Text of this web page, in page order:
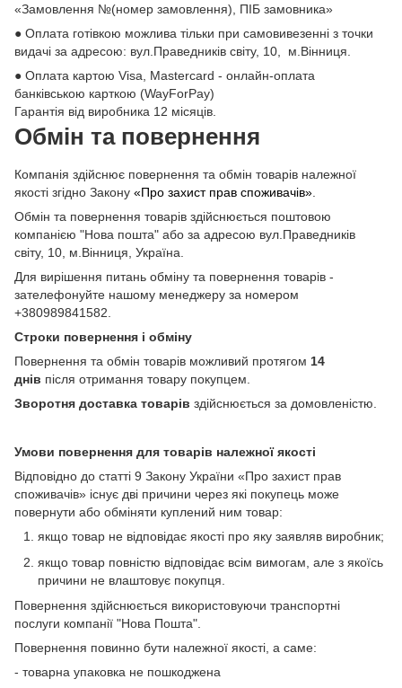
«Замовлення №(номер замовлення), ПІБ замовника»
● Оплата готівкою можлива тільки при самовивезенні з точки
видачі за адресою: вул.Праведників світу, 10, м.Вінниця.
● Оплата картою Visa, Mastercard - онлайн-оплата
банківською карткою (WayForPay)
Гарантія від виробника 12 місяців.
Обмін та повернення
Компанія здійснює повернення та обмін товарів належної
якості згідно Закону «Про захист прав споживачів».
Обмін та повернення товарів здійснюється поштовою
компанією "Нова пошта" або за адресою вул.Праведників
світу, 10, м.Вінниця, Україна.
Для вирішення питань обміну та повернення товарів -
зателефонуйте нашому менеджеру за номером
+380989841582.
Строки повернення і обміну
Повернення та обмін товарів можливий протягом 14
днів після отримання товару покупцем.
Зворотня доставка товарів здійснюється за домовленістю.
Умови повернення для товарів належної якості
Відповідно до статті 9 Закону України «Про захист прав
споживачів» існує дві причини через які покупець може
повернути або обміняти куплений ним товар:
якщо товар не відповідає якості про яку заявляв виробник;
якщо товар повністю відповідає всім вимогам, але з якоїсь
причини не влаштовує покупця.
Повернення здійснюється використовуючи транспортні
послуги компанії "Нова Пошта".
Повернення повинно бути належної якості, а саме:
- товарна упаковка не пошкоджена